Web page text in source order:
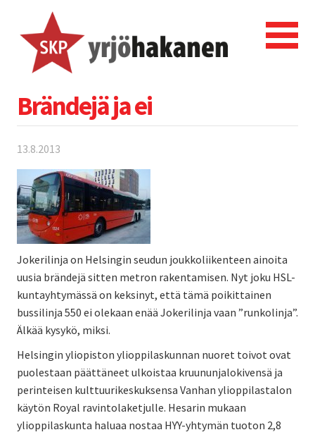
Brändejä ja ei
13.8.2013
Jokerilinja on Helsingin seudun joukkoliikenteen ainoita
uusia brändejä sitten metron rakentamisen. Nyt joku HSL-
kuntayhtymässä on keksinyt, että tämä poikittainen
bussilinja 550 ei olekaan enää Jokerilinja vaan ”runkolinja”.
Älkää kysykö, miksi.
Helsingin yliopiston ylioppilaskunnan nuoret toivot ovat
puolestaan päättäneet ulkoistaa kruununjalokivensä ja
perinteisen kulttuurikeskuksensa Vanhan ylioppilastalon
käytön Royal ravintolaketjulle. Hesarin mukaan
ylioppilaskunta haluaa nostaa HYY-yhtymän tuoton 2,8